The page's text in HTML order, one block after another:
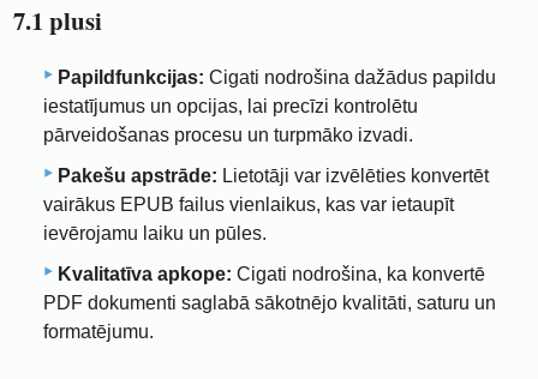
7.1 plusi
Papildfunkcijas: Cigati nodrošina dažādus papildu
iestatījumus un opcijas, lai precīzi kontrolētu
pārveidošanas procesu un turpmāko izvadi.
Pakešu apstrāde: Lietotāji var izvēlēties konvertēt
vairākus EPUB failus vienlaikus, kas var ietaupīt
ievērojamu laiku un pūles.
Kvalitatīva apkope: Cigati nodrošina, ka konvertē
PDF dokumenti saglabā sākotnējo kvalitāti, saturu un
formatējumu.